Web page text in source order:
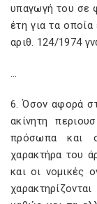
υπαγωγή του σε
έτη για τα
αριθ. 124/1974
…
6. Όσον αφορά
ακίνητη
πρόσωπα και
χαρακτήρα του
και οι νομικές